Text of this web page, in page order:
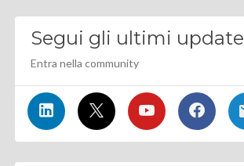
Segui gli ultimi update
Entra nella community